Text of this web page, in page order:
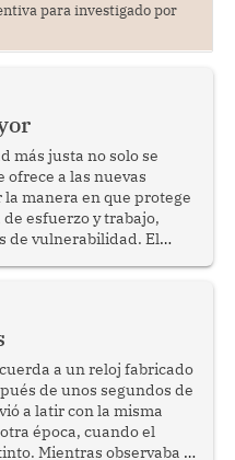
para investigado por
más justa no solo se
a las nuevas
manera en que protege
esfuerzo y trabajo,
de vulnerabilidad. El
los beneficiarios del
fortalecer las políticas
en pobreza.
a un reloj fabricado
de unos segundos de
a latir con la misma
época, cuando el
Mientras observaba el